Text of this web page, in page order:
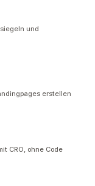
und
erstellen
CRO, ohne Code